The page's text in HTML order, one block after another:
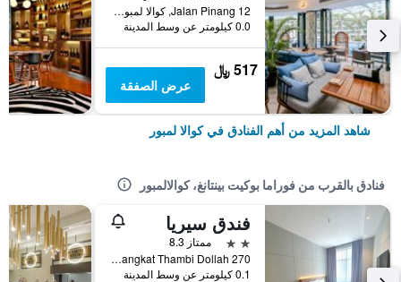
12 Jalan Pinang, كوالا لمبور, ماليزيا
0.0 كيلومتر عن وسط المدينة
517 ﷼
عرض الصفقة
شاهد المزيد من أهم الفنادق في كوالا لمبور
فنادق بالقرب من فوراما بوكيت بينتانغ، كوالالمبور
فندق سيريا
2 نجمتين
ممتاز 8.3
270 Jalan Changkat Thambi Dollah, كوالا لمبور, ماليزيا
0.1 كيلومتر عن وسط المدينة